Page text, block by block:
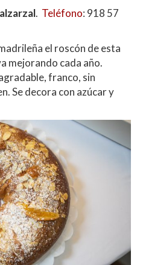
. Teléfono: 918 57
el roscón de esta
mejorando cada año.
franco, sin
Se decora con azúcar y